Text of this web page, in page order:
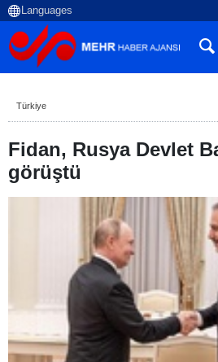
Türkiye
Fidan, Rusya Devlet
görüştü